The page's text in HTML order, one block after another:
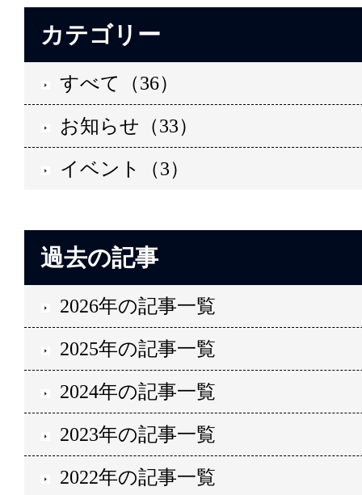
カテゴリー
すべて（36）
お知らせ（33）
イベント（3）
過去の記事
2026年の記事一覧
2025年の記事一覧
2024年の記事一覧
2023年の記事一覧
2022年の記事一覧